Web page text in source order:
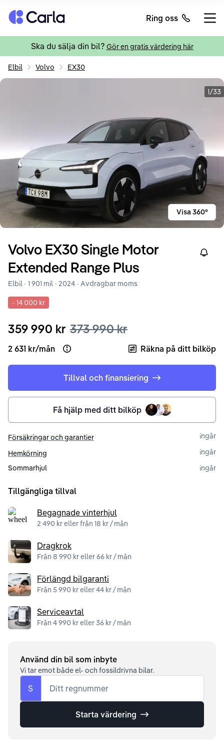
Tillbaka till startsidan Ring oss
Ska du sälja din bil? Gör en gratis värdering här
Elbil Volvo EX30
1/33
Visa 360°
Volvo EX30Single Motor
Extended Range Plus
Right
Elbil · 1 901 mil · 2024 · Avdragbar moms
- 14 000 kr
359 990 kr 373 990 kr
2 631 kr/mån Open loan example Räkna på ditt bilköp
Tillval och finansiering
Få hjälp med ditt bilköp
Försäkringar och garantier
ingår
Hemkörning
ingår
Sommarhjul
ingår
Tillgängliga tillval
Begagnade vinterhjul
2 490 kr eller från 18 kr / mån
Dragkrok
Från 8 990 kr eller 66 kr / mån
Förlängd bilgaranti
Från 5 990 kr eller 44 kr / mån
Serviceavtal
Från 4 990 kr eller 36 kr / mån
Använd din bil som inbyte
Vi tar emot både el- och fossildrivna bilar.
S Ditt regnummer
Starta värdering